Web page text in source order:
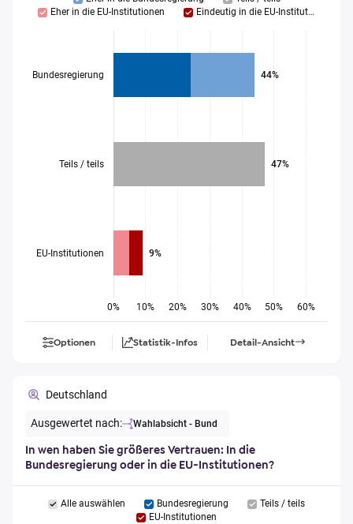
Eher in die EU-Institutionen
Eindeutig in die EU-Institutionen
0% 10% 20% 30% 40% 50% 60%
44%
47%
9%
Bundesregierung
Teils / teils
EU-Institutionen
Optionen Statistik-Infos Detail-Ansicht
Deutschland
Ausgewertet nach: Wahlabsicht - Bund
In wen haben Sie größeres Vertrauen: In die
Bundesregierung oder in die EU-Institutionen?
Alle auswählen Bundesregierung
Teils / teils
EU-Institutionen